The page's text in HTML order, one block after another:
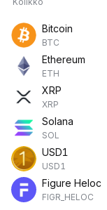
Bitcoin
BTC
Ethereum
ETH
XRP
XRP
Solana
SOL
USD1
USD1
Figure Heloc
FIGR_HELOC